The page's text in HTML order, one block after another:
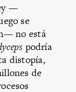
—
se
no está
podría
distopía,
de